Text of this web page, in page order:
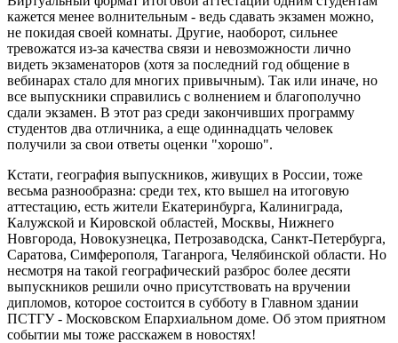
кажется менее волнительным - ведь сдавать экзамен можно,
не покидая своей комнаты. Другие, наоборот, сильнее
тревожатся из-за качества связи и невозможности лично
видеть экзаменаторов (хотя за последний год общение в
вебинарах стало для многих привычным). Так или иначе, но
все выпускники справились с волнением и благополучно
сдали экзамен. В этот раз среди закончивших программу
студентов два отличника, а еще одиннадцать человек
получили за свои ответы оценки "хорошо".
Кстати, география выпускников, живущих в России, тоже
весьма разнообразна: среди тех, кто вышел на итоговую
аттестацию, есть жители Екатеринбурга, Калиниграда,
Калужской и Кировской областей, Москвы, Нижнего
Новгорода, Новокузнецка, Петрозаводска, Санкт-Петербурга,
Саратова, Симферополя, Таганрога, Челябинской области. Но
несмотря на такой географический разброс более десяти
выпускников решили очно присутствовать на вручении
дипломов, которое состоится в субботу в Главном здании
ПСТГУ - Московском Епархиальном доме. Об этом приятном
событии мы тоже расскажем в новостях!